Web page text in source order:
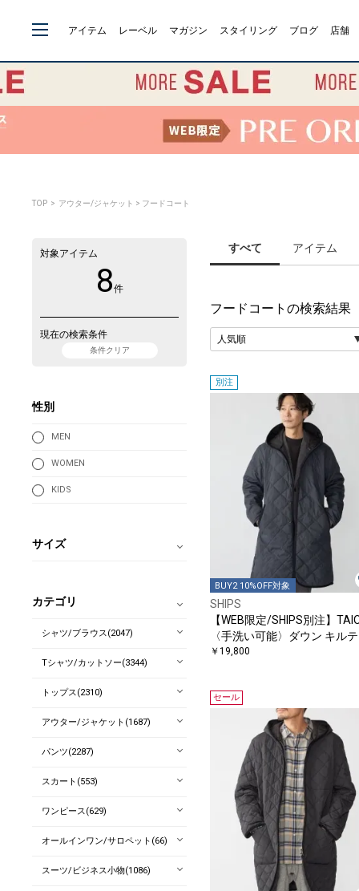
アイテム レーベル マガジン スタイリング ブログ 店舗
TOP > アウター/ジャケット > フードコート
すべて アイテム
フードコート の検索結果
別注
BUY2 10%OFF対象
SHIPS
【WEB限定/SHIPS別注】
〈手洗い可能〉ダウン キル
ング フードコート
￥19,800
セール
対象アイテム
8件
現在の検索条件
条件クリア
性別
MEN
WOMEN
KIDS
サイズ
カテゴリ
シャツ/ブラウス(2047)
Tシャツ/カットソー(3344)
トップス(2310)
アウター/ジャケット(1687)
パンツ(2287)
スカート(553)
ワンピース(629)
オールインワン/サロペット(66)
スーツ/ビジネス小物(1086)